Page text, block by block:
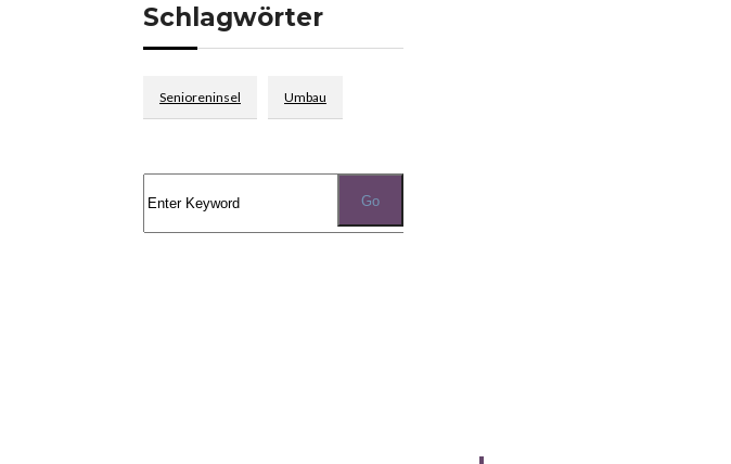
Schlagwörter
Senioreninsel Umbau